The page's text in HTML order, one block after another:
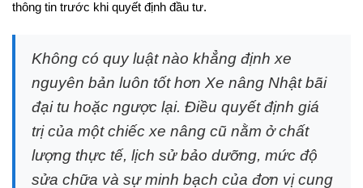
thông tin trước khi quyết định đầu tư.
Không có quy luật nào khẳng định xe
nguyên bản luôn tốt hơn Xe nâng Nhật bãi
đại tu hoặc ngược lại. Điều quyết định giá
trị của một chiếc xe nâng cũ nằm ở chất
lượng thực tế, lịch sử bảo dưỡng, mức độ
sửa chữa và sự minh bạch của đơn vị cung